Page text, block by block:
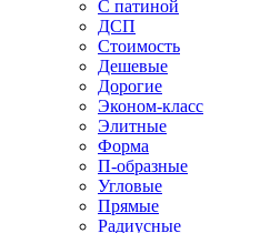
С патиной
ДСП
Стоимость
Дешевые
Дорогие
Эконом-класс
Элитные
Форма
П-образные
Угловые
Прямые
Радиусные